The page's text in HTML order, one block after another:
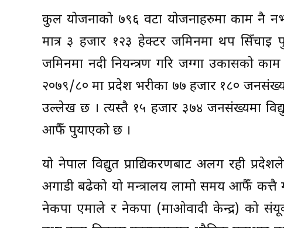
कुल योजनाको ७९६ वटा योजनाहरुमा काम नै
मात्र ३ हजार १२३ हेक्टर जमिनमा थप सिँचाई
जमिनमा नदी नियन्त्रण गरि जग्गा उकासको
२०७९/८० मा प्रदेश भरीका ७७ हजार १८०
उल्लेख छ । त्यस्तै १५ हजार ३७४ जनसंख्यमा
आफैँ पुर्याएको छ ।
यो नेपाल विद्युत प्राद्यिकरणबाट अलग रही
अगाडी बढेको यो मन्त्रालय लामो समय आफैँ कत्तै
नेकपा एमाले र नेकपा (माओवादी केन्द्र) को